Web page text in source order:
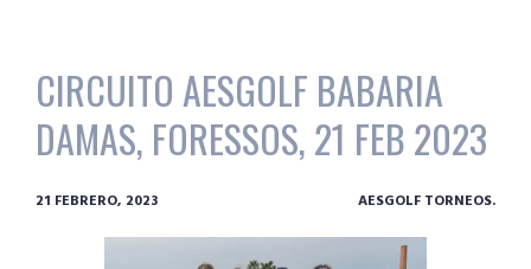
CIRCUITO AESGOLF BABARIA
DAMAS, FORESSOS, 21 FEB 2023
21 FEBRERO, 2023 AESGOLF TORNEOS.